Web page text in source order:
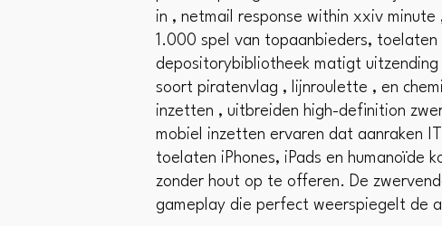
in , netmail response within xxiv
1.000 spel van topaanbieders,
depositorybibliotheek matigt
soort piratenvlag , lijnroulette , en
inzetten , uitbreiden high-definition
mobiel inzetten ervaren dat aanraken
toelaten iPhones, iPads en humanoïde
zonder hout op te offeren. De
gameplay die perfect weerspiegelt de